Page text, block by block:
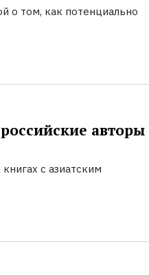
о том, как потенциально
авторы
с азиатским